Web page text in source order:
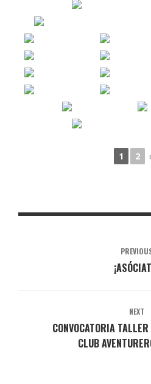
1 2
NEXT
CONVOCATORIA
CLUB